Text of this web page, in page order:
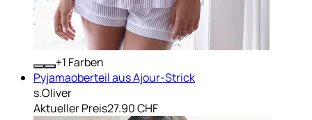
+ Farben
Pyjamaoberteil aus Ajour-Strick
s.Oliver
Aktueller Preis27.90 CHF